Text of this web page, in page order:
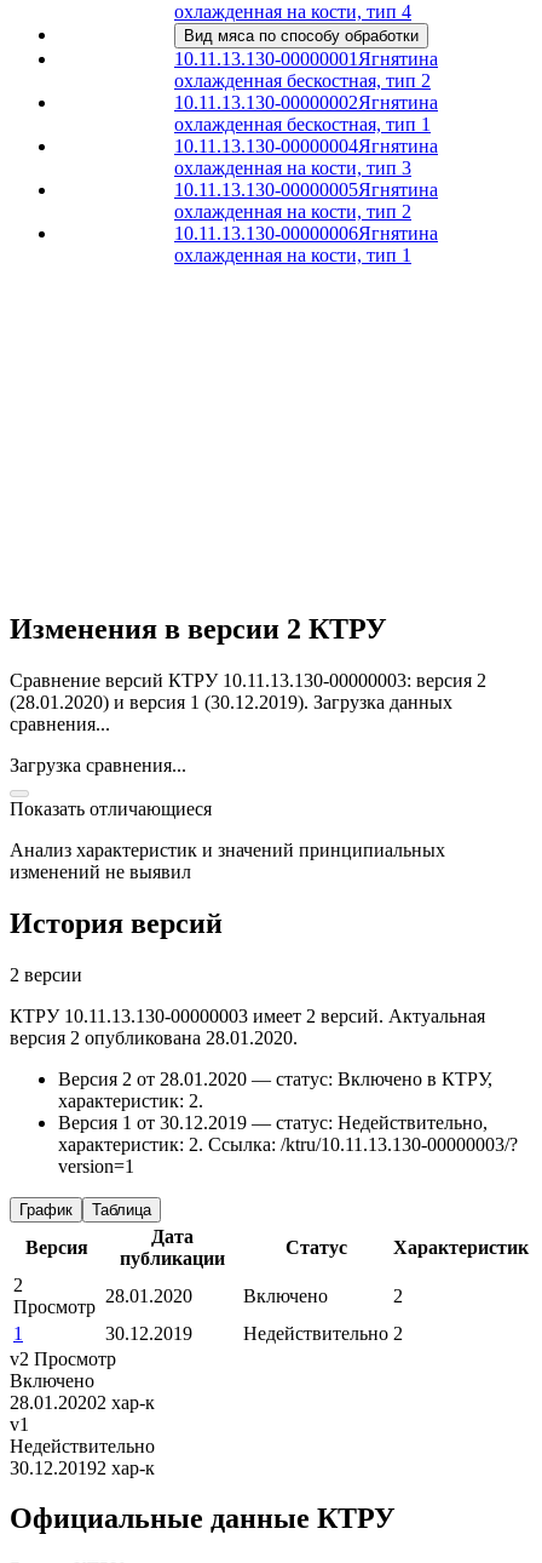
охлажденная на кости, тип 4
Вид мяса по способу обработки
10.11.13.130-00000001 Ягнятина
охлажденная бескостная, тип 2
10.11.13.130-00000002Ягнятина
охлажденная бескостная, тип 1
10.11.13.130-00000004Ягнятина
охлажденная на кости, тип 3
10.11.13.130-00000005Ягнятина
охлажденная на кости, тип 2
10.11.13.130-00000006Ягнятина
охлажденная на кости, тип 1
Изменения в версии 2 КТРУ
Сравнение версий КТРУ 10.11.13.130-00000003: версия 2
(28.01.2020) и версия 1 (30.12.2019). Загрузка данных
сравнения...
Загрузка сравнения...
Показать отличающиеся
Анализ характеристик и значений принципиальных
изменений не выявил
История версий
2 версии
КТРУ 10.11.13.130-00000003 имеет 2 версий. Актуальная
версия 2 опубликована 28.01.2020.
Версия 2 от 28.01.2020 — статус: Включено в КТРУ,
характеристик: 2.
Версия 1 от 30.12.2019 — статус: Недействительно,
характеристик: 2. Ссылка: /ktru/10.11.13.130-00000003/?
version=1
График Таблица
Версия
Дата
публикации
Статус
Характеристик
2
Просмотр
28.01.2020 Включено
2
1
30.12.2019 Недействительно 2
v2 Просмотр
Включено
28.01.20202 хар-к
v1
Недействительно
30.12.20192 хар-к
Официальные данные КТРУ